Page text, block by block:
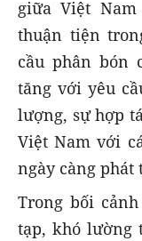
giữa Việt
thuận tiện
cầu phân bón
tăng với yêu
lượng, sự hợp
Việt Nam với
ngày càng
Trong bối
tạp, khó lường